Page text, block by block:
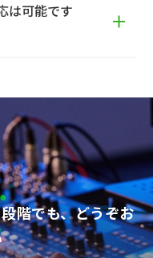
は可能です
階でも、どうぞお